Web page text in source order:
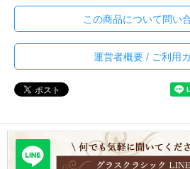
この商品について問い
運営者概要 / ご利用